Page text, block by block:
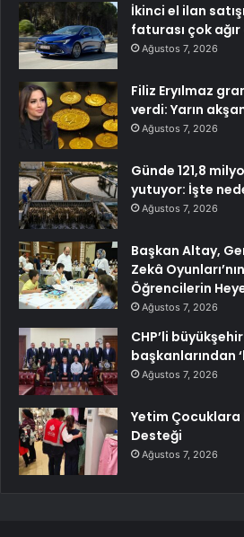
İkinci el ilan
faturası çok
Ağustos 7, 2026
Filiz Eryılmaz
verdi: Yarın
Ağustos 7, 2026
Günde 121,8
yutuyor: İşte
Ağustos 7, 2026
Başkan Altay,
Zekâ
Öğrencilerin
Ağustos 7, 2026
CHP’li
başkanlarından
Ağustos 7, 2026
Yetim Çocuklara
Desteği
Ağustos 7, 2026